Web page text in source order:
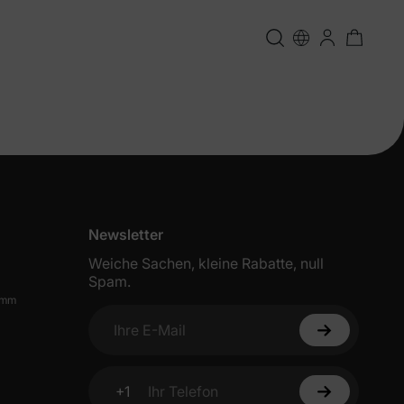
Newsletter
Weiche Sachen, kleine Rabatte, null
Spam.
Ihre E-Mail
+1